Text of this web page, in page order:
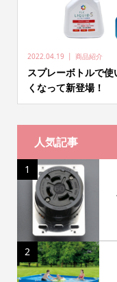
2022.04.19 商品紹介
スプレーボトルで使
くなって新登場！
人気記事
1
2